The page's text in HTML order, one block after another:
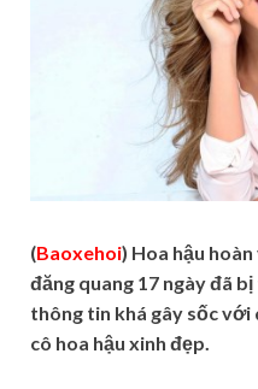
(Baoxehoi) Hoa hậu
đăng quang 17 ngày đã
thông tin khá gây sốc
cô hoa hậu xinh đẹp.